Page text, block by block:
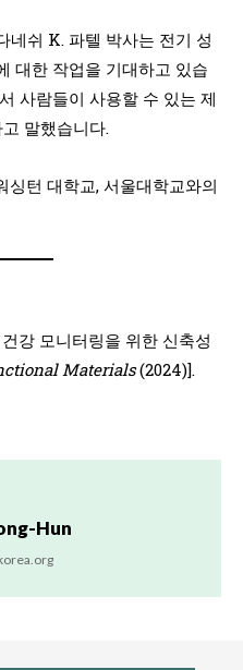
네쉬 K. 파텔 박사는 전기 성
대한 작업을 기대하고 있습
사람들이 사용할 수 있는 제
말했습니다.
싱턴 대학교, 서울대학교와의
강 모니터링을 위한 신축성
Materials(2024)].
Hun